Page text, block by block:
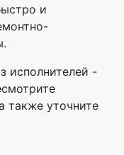
и
исполнителей -
также уточните